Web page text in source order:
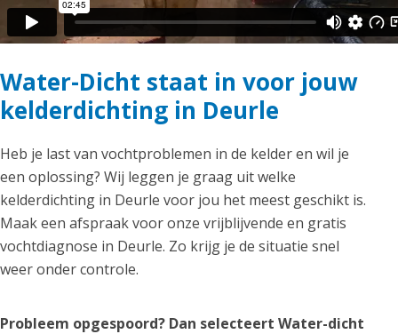
Water-Dicht staat in voor jouw
kelderdichting in Deurle
Heb je last van vochtproblemen in de kelder en wil je
een oplossing? Wij leggen je graag uit welke
kelderdichting in Deurle voor jou het meest geschikt is.
Maak een afspraak voor onze vrijblijvende en gratis
vochtdiagnose in Deurle. Zo krijg je de situatie snel
weer onder controle.
Probleem opgespoord? Dan selecteert Water-dicht